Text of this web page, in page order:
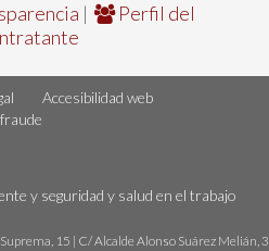
|
Perfil del
Accesibilidad web
y seguridad y salud en el trabajo
15 | C/ Alcalde Alonso Suárez Melián, 3